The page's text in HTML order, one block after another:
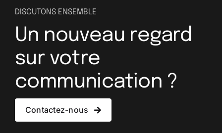
DISCUTONS ENSEMBLE
Un nouveau regard
sur votre
communication ?
Contactez-nous